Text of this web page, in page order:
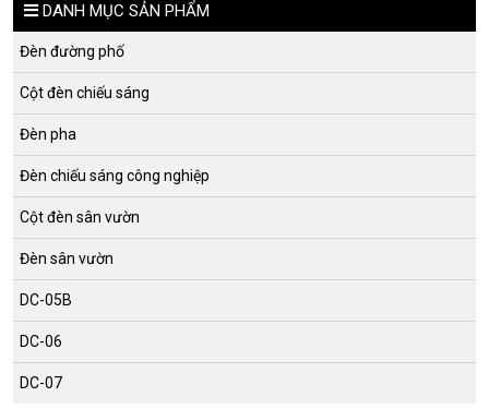
DANH MỤC SẢN PHẨM
Đèn đường phố
Cột đèn chiếu sáng
Đèn pha
Đèn chiếu sáng công nghiệp
Cột đèn sân vườn
Đèn sân vườn
DC-05B
DC-06
DC-07